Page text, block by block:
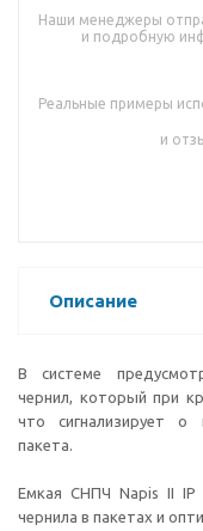
Наши менеджеры
и подробную
Реальные примеры
и
Описание
В системе
чернил, который при
что сигнализирует о
пакета.
Емкая СНПЧ Napis II IP
чернила в пакетах и